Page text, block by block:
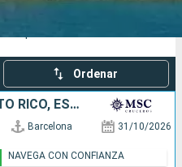
Buscar
Ordenar
ESPAÑA, PORTUGAL, PUERTO RICO, ESTADOS UNIDOS
Barcelona 31/10/2026
NAVEGA CON CONFIANZA